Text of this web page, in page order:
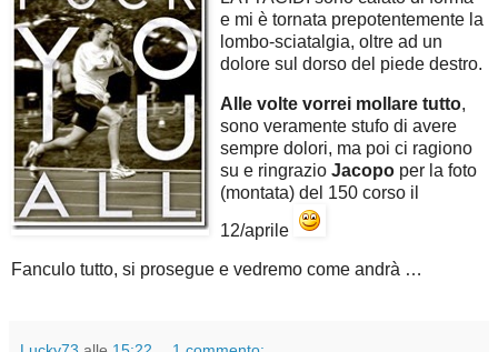
e mi è tornata prepotentemente la
lombo-sciatalgia, oltre ad un
dolore sul dorso del piede destro.
Alle volte vorrei mollare tutto,
sono veramente stufo di avere
sempre dolori, ma poi ci ragiono
su e ringrazio Jacopo per la foto
(montata) del 150 corso il
12/aprile
Fanculo tutto, si prosegue e vedremo come andrà …